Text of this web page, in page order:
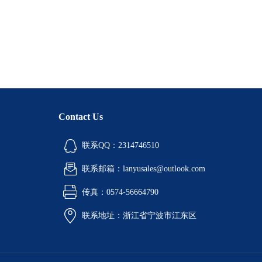
Contact Us
联系QQ：2314746510
联系邮箱：lanyusales@outlook.com
传真：0574-56664790
联系地址：浙江省宁波市江东区